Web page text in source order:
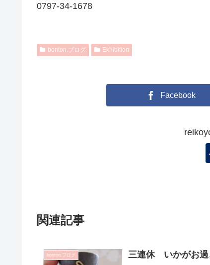
0797-34-1678
bonton.ブログ Exhibition
Facebook
関連記事
bonton.ブログ 三連休 いかがお過